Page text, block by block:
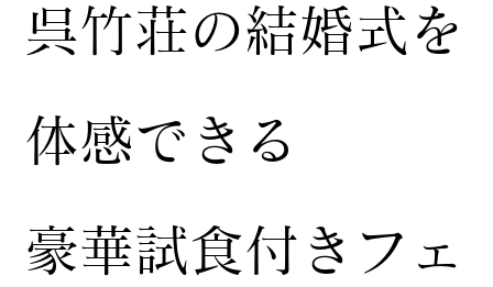
​呉竹荘の結婚式を
体感できる
豪華試食付きフェ